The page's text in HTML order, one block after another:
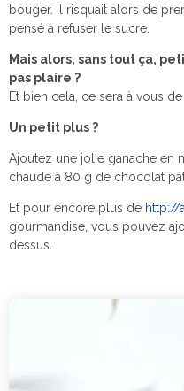
bouger. Il risquait alors de
pensé à refuser le sucre.
Mais alors, sans tout ça,
pas plaire ?
Et bien cela, ce sera à vous
Un petit plus ?
Ajoutez une jolie ganache en
chaude à 80 g de chocolat
Et pour encore plus de http://
gourmandise, vous pouvez
dessus.